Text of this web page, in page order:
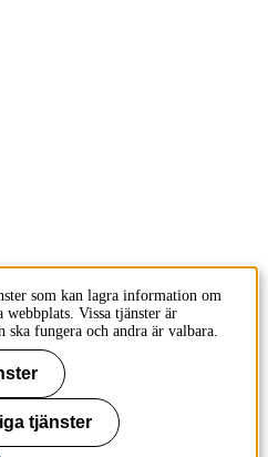
som kan lagra information om
webbplats. Vissa tjänster är
ska fungera och andra är valbara.
tjänster